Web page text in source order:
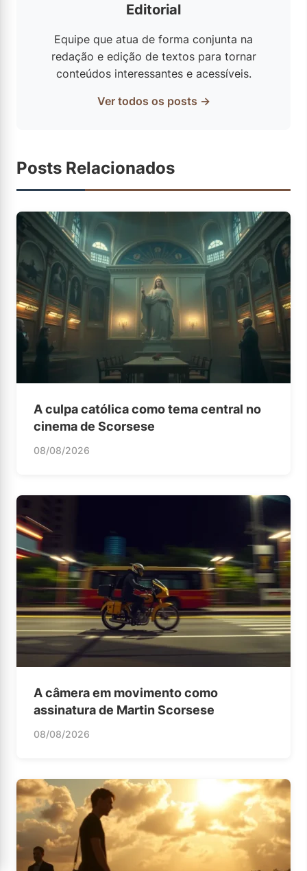
Editorial
Equipe que atua de forma conjunta na
redação e edição de textos para tornar
conteúdos interessantes e acessíveis.
Ver todos os posts →
Posts Relacionados
A culpa católica como tema central no
cinema de Scorsese
08/08/2026
A câmera em movimento como
assinatura de Martin Scorsese
08/08/2026